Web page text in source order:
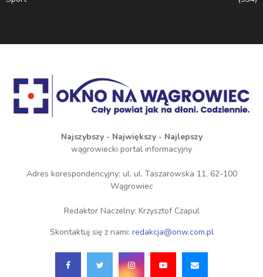
Najszybszy - Największy - Najlepszy
wągrowiecki portal informacyjny
Adres korespondencyjny: ul. ul. Taszarowska 11, 62-100
Wągrowiec
Redaktor Naczelny: Krzysztof Czapul
Skontaktuj się z nami: redakcja@onw.com.pl